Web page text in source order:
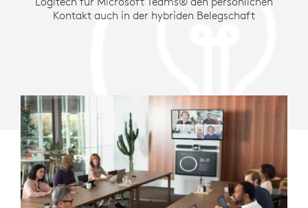
Kontakt auch in der hybriden Belegschaft